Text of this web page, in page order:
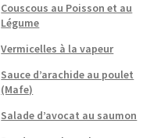
Couscous au Poisson et au
Légume
Vermicelles à la vapeur
Sauce d’arachide au poulet
(Mafe)
Salade d’avocat au saumon